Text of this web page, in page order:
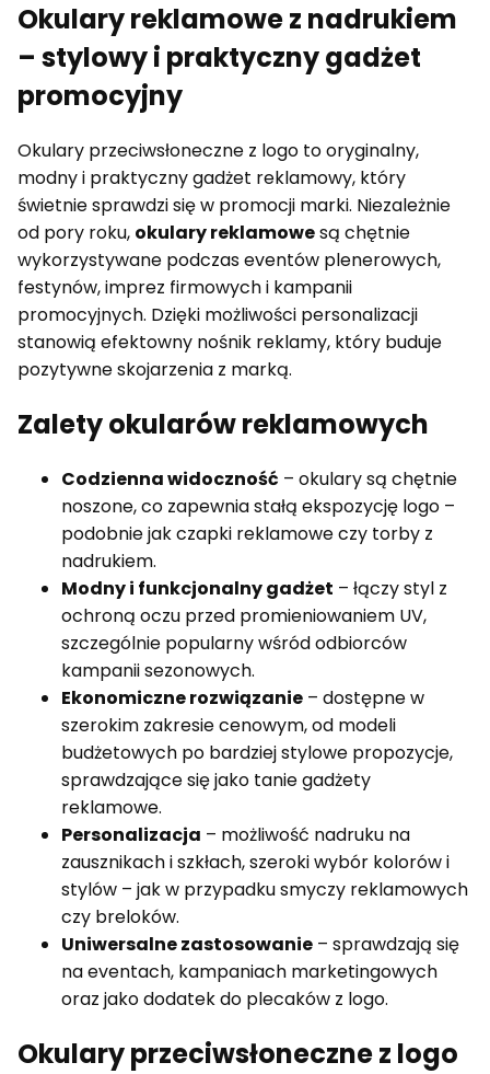
Okulary reklamowe z nadrukiem
– stylowy i praktyczny gadżet
promocyjny
Okulary przeciwsłoneczne z logo to oryginalny,
modny i praktyczny gadżet reklamowy, który
świetnie sprawdzi się w promocji marki. Niezależnie
od pory roku, okulary reklamowesą chętnie
wykorzystywane podczas eventów plenerowych,
festynów, imprez firmowych i kampanii
promocyjnych. Dzięki możliwości personalizacji
stanowią efektowny nośnik reklamy, który buduje
pozytywne skojarzenia z marką.
Zalety okularów reklamowych
Codzienna widoczność – okulary są chętnie
noszone, co zapewnia stałą ekspozycję logo –
podobnie jak czapki reklamowe czy torby z
nadrukiem.
Modny i funkcjonalny gadżet – łączy styl z
ochroną oczu przed promieniowaniem UV,
szczególnie popularny wśród odbiorców
kampanii sezonowych.
Ekonomiczne rozwiązanie – dostępne w
szerokim zakresie cenowym, od modeli
budżetowych po bardziej stylowe propozycje,
sprawdzające się jako tanie gadżety
reklamowe.
Personalizacja – możliwość nadruku na
zausznikach i szkłach, szeroki wybór kolorów i
stylów – jak w przypadku smyczy reklamowych
czy breloków.
Uniwersalne zastosowanie – sprawdzają się
na eventach, kampaniach marketingowych
oraz jako dodatek do plecaków z logo.
Okulary przeciwsłoneczne z logo